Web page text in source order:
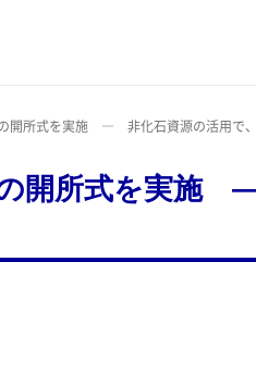
の開所式を実施 ― 非化石資源の活用
開所式を実施